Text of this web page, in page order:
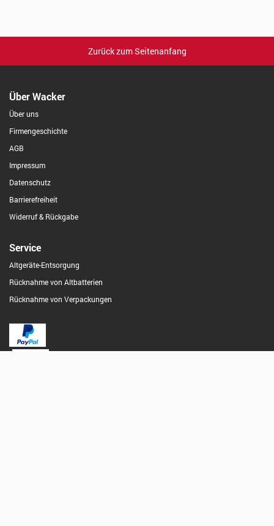
Zurück zum Seitenanfang
Über Wacker
Über uns
Firmengeschichte
AGB
Impressum
Datenschutz
Barrierefreiheit
Widerruf & Rückgabe
Service
Altgeräte-Entsorgung
Rücknahme von Altbatterien
Rücknahme von Verpackungen